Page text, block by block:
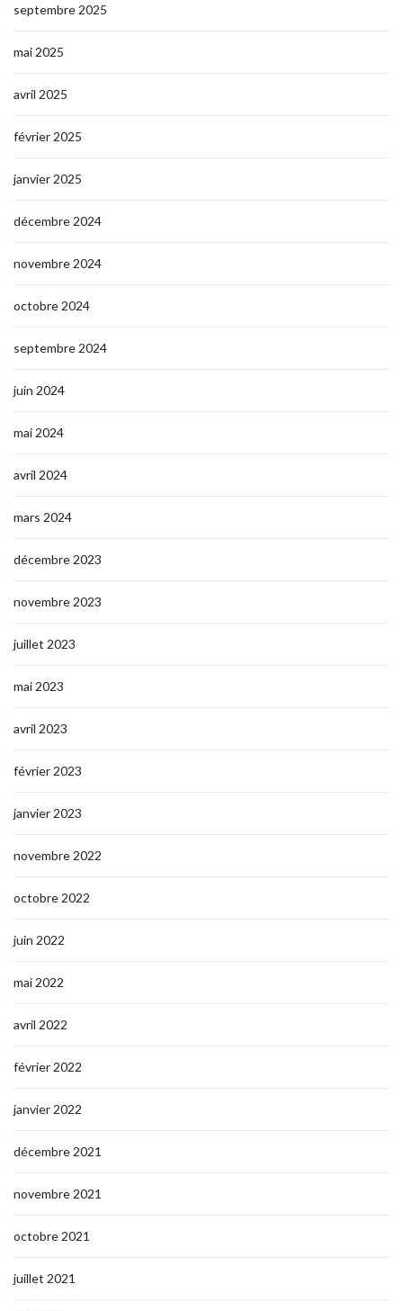
septembre 2025
mai 2025
avril 2025
février 2025
janvier 2025
décembre 2024
novembre 2024
octobre 2024
septembre 2024
juin 2024
mai 2024
avril 2024
mars 2024
décembre 2023
novembre 2023
juillet 2023
mai 2023
avril 2023
février 2023
janvier 2023
novembre 2022
octobre 2022
juin 2022
mai 2022
avril 2022
février 2022
janvier 2022
décembre 2021
novembre 2021
octobre 2021
juillet 2021